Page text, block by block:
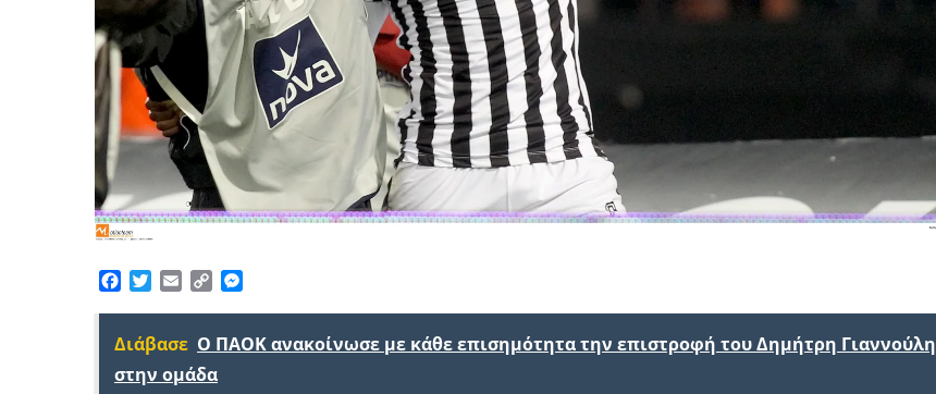
Facebook
TwitterEmailCopy
Διάβασε Ο ΠΑΟΚ ανακοίνωσε με κάθε επισημότητα την επιστροφή του Δημήτρη Γιαννούλη
στην ομάδα